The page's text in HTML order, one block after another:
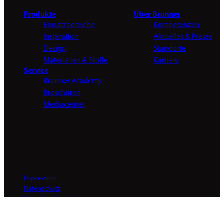
Produkte
Einsatzbereiche
Inspiration
Design
Materialien & Stoffe
Über Brunner
Kompetenzen
Aktuelles & Presse
Standorte
Karriere
Service
Brunner Academy
Broschüren
Mediacenter
Impressum
Datenschutz